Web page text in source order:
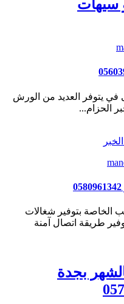
سيهات
في يتوفر العديد من الورش
الحزام...
الخاصة بتوفير شغالات
طريقة اتصال آمنة
بجدة